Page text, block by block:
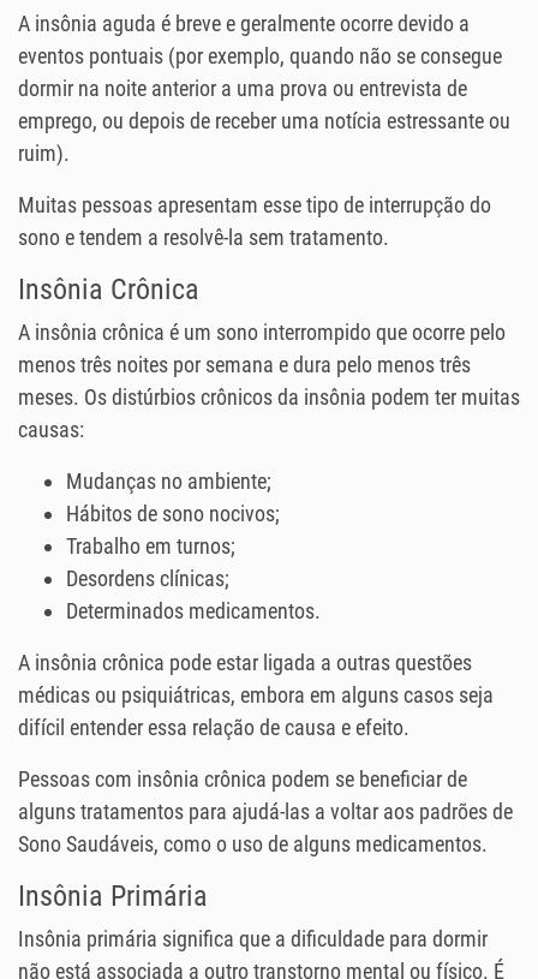
A insônia aguda é breve e geralmente ocorre devido a
eventos pontuais (por exemplo, quando não se consegue
dormir na noite anterior a uma prova ou entrevista de
emprego, ou depois de receber uma notícia estressante ou
ruim).
Muitas pessoas apresentam esse tipo de interrupção do
sono e tendem a resolvê-la sem tratamento.
Insônia Crônica
A insônia crônica é um sono interrompido que ocorre pelo
menos três noites por semana e dura pelo menos três
meses. Os distúrbios crônicos da insônia podem ter muitas
causas:
Mudanças no ambiente;
Hábitos de sono nocivos;
Trabalho em turnos;
Desordens clínicas;
Determinados medicamentos.
A insônia crônica pode estar ligada a outras questões
médicas ou psiquiátricas, embora em alguns casos seja
difícil entender essa relação de causa e efeito.
Pessoas com insônia crônica podem se beneficiar de
alguns tratamentos para ajudá-las a voltar aos padrões de
Sono Saudáveis, como o uso de alguns medicamentos.
Insônia Primária
Insônia primária significa que a dificuldade para dormir
não está associada a outro transtorno mental ou físico. É